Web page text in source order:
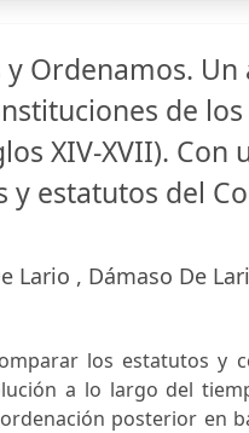
y Ordenamos.
de
XIV-XVII).
y estatutos del
Lario , Dámaso De
los estatutos y
a lo largo del
posterior en